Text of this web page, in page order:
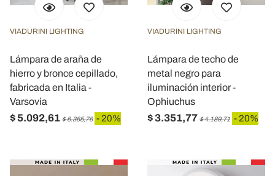
VIADURINI LIGHTING
Lámpara de araña de
hierro y bronce cepillado,
fabricada en Italia -
Varsovia
$ 5.092,61 $ 6.365,76 - 20%
VIADURINI LIGHTING
Lámpara de techo de
metal negro para
iluminación interior -
Ophiuchus
$ 3.351,77 $ 4.189,71 - 20%